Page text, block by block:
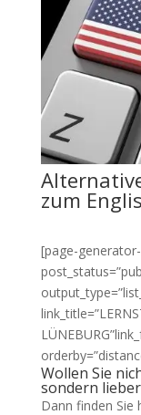
zum
[page-
Wollen Sie
sondern
Dann finden Sie